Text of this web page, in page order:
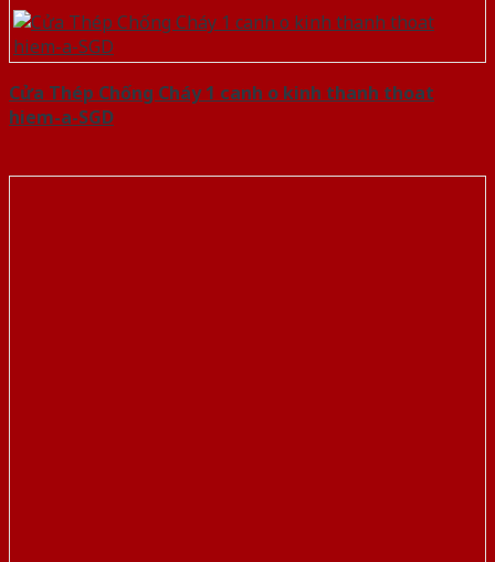
Cửa Thép Chống Cháy 1 canh o kinh thanh thoat
hiem-a-SGD